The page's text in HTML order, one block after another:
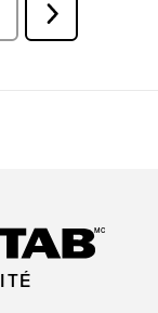
Suivant
commentaire
MC